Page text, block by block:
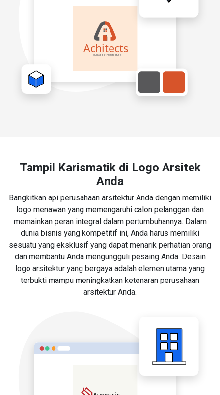
Tampil Karismatik di Logo Arsitek
Anda
Bangkitkan api perusahaan arsitektur Anda dengan memiliki
logo menawan yang memengaruhi calon pelanggan dan
memainkan peran integral dalam pertumbuhannya. Dalam
dunia bisnis yang kompetitif ini, Anda harus memiliki
sesuatu yang eksklusif yang dapat menarik perhatian orang
dan membantu Anda mengungguli pesaing Anda. Desain
logo arsitektur yang bergaya adalah elemen utama yang
terbukti mampu meningkatkan ketenaran perusahaan
arsitektur Anda.